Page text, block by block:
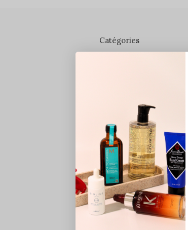
Catégories
Soins du visage
Maquillage
Bain et Corps
Bijoux